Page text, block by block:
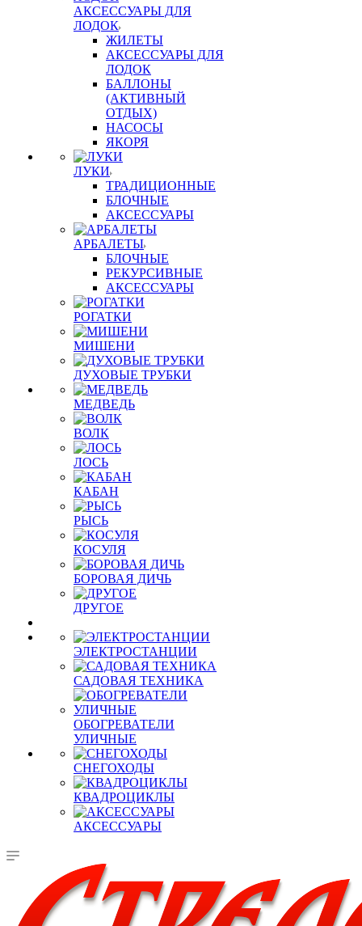
АКСЕССУАРЫ ДЛЯ
ЛОДОК
ЖИЛЕТЫ
АКСЕССУАРЫ ДЛЯ
ЛОДОК
БАЛЛОНЫ
(АКТИВНЫЙ
ОТДЫХ)
НАСОСЫ
ЯКОРЯ
ЛУКИ
ТРАДИЦИОННЫЕ
БЛОЧНЫЕ
АКСЕССУАРЫ
АРБАЛЕТЫ
БЛОЧНЫЕ
РЕКУРСИВНЫЕ
АКСЕССУАРЫ
РОГАТКИ
МИШЕНИ
ДУХОВЫЕ ТРУБКИ
МЕДВЕДЬ
ВОЛК
ЛОСЬ
КАБАН
РЫСЬ
КОСУЛЯ
БОРОВАЯ ДИЧЬ
ДРУГОЕ
ЭЛЕКТРОСТАНЦИИ
САДОВАЯ ТЕХНИКА
ОБОГРЕВАТЕЛИ
УЛИЧНЫЕ
СНЕГОХОДЫ
КВАДРОЦИКЛЫ
АКСЕССУАРЫ